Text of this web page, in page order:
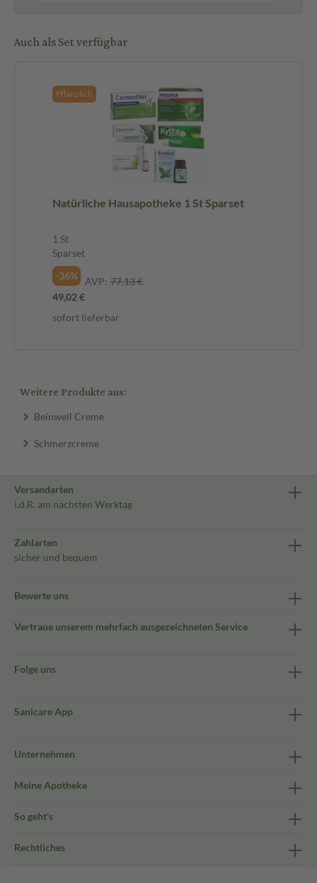
Auch als Set verfügbar
Pflanzlich
Natürliche Hausapotheke 1 St Sparset
1 St
Sparset
-36%
AVP: 77,13 €
49,02 €
sofort lieferbar
Weitere Produkte aus:
Beinwell Creme
Schmerzcreme
Versandarten
i.d.R. am nächsten Werktag
Zahlarten
sicher und bequem
Bewerte uns
Vertraue unserem mehrfach ausgezeichneten Service
Folge uns
Sanicare App
Unternehmen
Meine Apotheke
So geht's
Rechtliches